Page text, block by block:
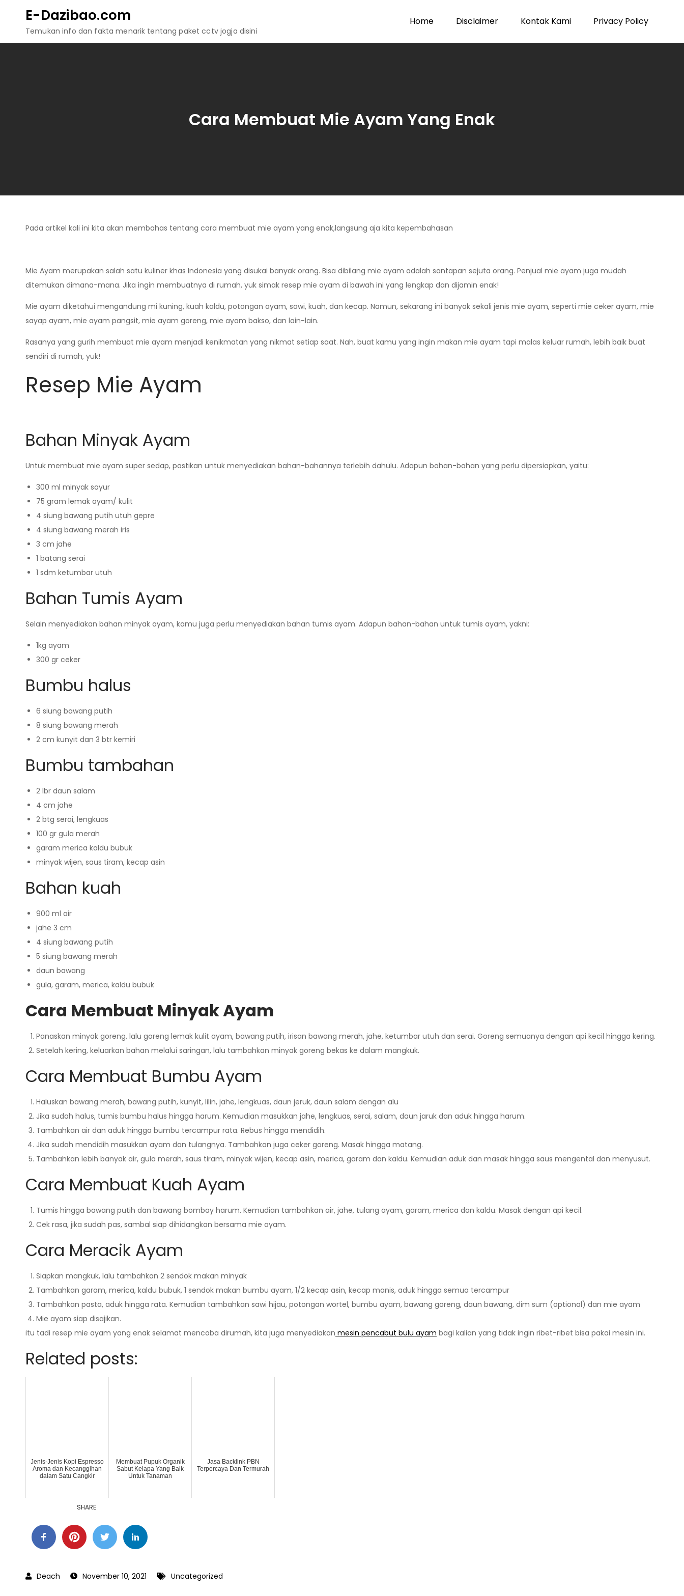
content
E-Dazibao.com
Temukan info dan fakta menarik tentang paket cctv jogja disini
Home Disclaimer Kontak Kami Privacy Policy
Cara Membuat Mie Ayam Yang Enak
Pada artikel kali ini kita akan membahas tentang cara membuat mie ayam yang enak,langsung aja kita kepembahasan
Mie Ayam merupakan salah satu kuliner khas Indonesia yang disukai banyak orang. Bisa dibilang mie ayam adalah santapan sejuta orang. Penjual mie ayam juga mudah
ditemukan dimana-mana. Jika ingin membuatnya di rumah, yuk simak resep mie ayam di bawah ini yang lengkap dan dijamin enak!
Mie ayam diketahui mengandung mi kuning, kuah kaldu, potongan ayam, sawi, kuah, dan kecap. Namun, sekarang ini banyak sekali jenis mie ayam, seperti mie ceker ayam, mie
sayap ayam, mie ayam pangsit, mie ayam goreng, mie ayam bakso, dan lain-lain.
Rasanya yang gurih membuat mie ayam menjadi kenikmatan yang nikmat setiap saat. Nah, buat kamu yang ingin makan mie ayam tapi malas keluar rumah, lebih baik buat
sendiri di rumah, yuk!
Resep Mie Ayam
Bahan Minyak Ayam
Untuk membuat mie ayam super sedap, pastikan untuk menyediakan bahan-bahannya terlebih dahulu. Adapun bahan-bahan yang perlu dipersiapkan, yaitu:
300 ml minyak sayur
75 gram lemak ayam/ kulit
4 siung bawang putih utuh gepre
4 siung bawang merah iris
3 cm jahe
1 batang serai
1 sdm ketumbar utuh
Bahan Tumis Ayam
Selain menyediakan bahan minyak ayam, kamu juga perlu menyediakan bahan tumis ayam. Adapun bahan-bahan untuk tumis ayam, yakni:
1kg ayam
300 gr ceker
Bumbu halus
6 siung bawang putih
8 siung bawang merah
2 cm kunyit dan 3 btr kemiri
Bumbu tambahan
2 lbr daun salam
4 cm jahe
2 btg serai, lengkuas
100 gr gula merah
garam merica kaldu bubuk
minyak wijen, saus tiram, kecap asin
Bahan kuah
900 ml air
jahe 3 cm
4 siung bawang putih
5 siung bawang merah
daun bawang
gula, garam, merica, kaldu bubuk
Cara Membuat Minyak Ayam
Panaskan minyak goreng, lalu goreng lemak kulit ayam, bawang putih, irisan bawang merah, jahe, ketumbar utuh dan serai. Goreng semuanya dengan api kecil hingga kering.
Setelah kering, keluarkan bahan melalui saringan, lalu tambahkan minyak goreng bekas ke dalam mangkuk.
Cara Membuat Bumbu Ayam
Haluskan bawang merah, bawang putih, kunyit, lilin, jahe, lengkuas, daun jeruk, daun salam dengan alu
Jika sudah halus, tumis bumbu halus hingga harum. Kemudian masukkan jahe, lengkuas, serai, salam, daun jaruk dan aduk hingga harum.
Tambahkan air dan aduk hingga bumbu tercampur rata. Rebus hingga mendidih.
Jika sudah mendidih masukkan ayam dan tulangnya. Tambahkan juga ceker goreng. Masak hingga matang.
Tambahkan lebih banyak air, gula merah, saus tiram, minyak wijen, kecap asin, merica, garam dan kaldu. Kemudian aduk dan masak hingga saus mengental dan menyusut.
Cara Membuat Kuah Ayam
Tumis hingga bawang putih dan bawang bombay harum. Kemudian tambahkan air, jahe, tulang ayam, garam, merica dan kaldu. Masak dengan api kecil.
Cek rasa, jika sudah pas, sambal siap dihidangkan bersama mie ayam.
Cara Meracik Ayam
Siapkan mangkuk, lalu tambahkan 2 sendok makan minyak
Tambahkan garam, merica, kaldu bubuk, 1 sendok makan bumbu ayam, 1/2 kecap asin, kecap manis, aduk hingga semua tercampur
Tambahkan pasta, aduk hingga rata. Kemudian tambahkan sawi hijau, potongan wortel, bumbu ayam, bawang goreng, daun bawang, dim sum (optional) dan mie ayam
Mie ayam siap disajikan.
itu tadi resep mie ayam yang enak selamat mencoba dirumah, kita juga menyediakan mesin pencabut bulu ayam bagi kalian yang tidak ingin ribet-ribet bisa pakai mesin ini.
Related posts:
Jenis-Jenis Kopi Espresso
Aroma dan Kecanggihan
dalam Satu Cangkir
Membuat Pupuk Organik
Sabut Kelapa Yang Baik
Untuk Tanaman
Jasa Backlink PBN
Terpercaya Dan Termurah
SHARE
November 10, 2021 Uncategorized